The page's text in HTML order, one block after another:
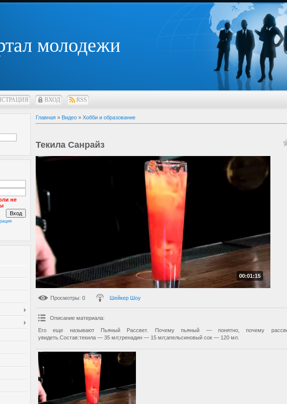
молодежи
ВХОД RSS
не
Главная » Видео » Хобби и образование
Текила Санрайз
00:01:15
Просмотры: 0 Шейкер Шоу
Описание материала:
Его еще называют Пьяный Рассвет. Почему пьяный — понятно, почему
увидеть.Состав:текила — 35 мл;гренадин — 15 мл;апельсиновый сок — 120 мл.